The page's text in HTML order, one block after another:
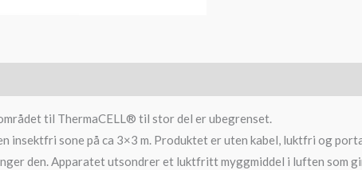
til ThermaCELL® til stor del er ubegrenset.
insektfri sone på ca 3×3 m. Produktet er uten kabel, luktfri og
den. Apparatet utsondrer et luktfritt myggmiddel i luften som